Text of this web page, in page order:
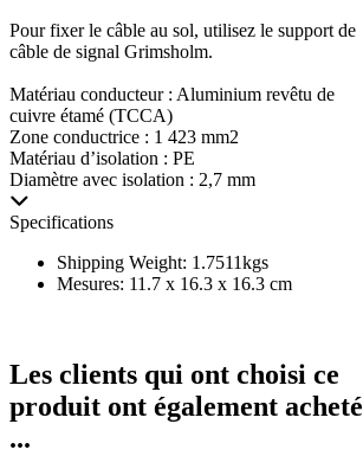
Pour fixer le câble au sol, utilisez le support de
câble de signal Grimsholm.
Matériau conducteur : Aluminium revêtu de
cuivre étamé (TCCA)
Zone conductrice : 1 423 mm2
Matériau d’isolation : PE
Diamètre avec isolation : 2,7 mm
Specifications
Shipping Weight: 1.7511kgs
Mesures: 11.7 x 16.3 x 16.3 cm
Les clients qui ont choisi ce
produit ont également acheté
...